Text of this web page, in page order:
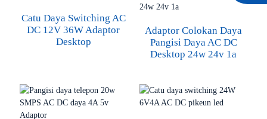
Catu Daya Switching AC
DC 12V 36W Adaptor
Desktop
Adaptor Colokan Daya
Pangisi Daya AC DC
Desktop 24w 24v 1a